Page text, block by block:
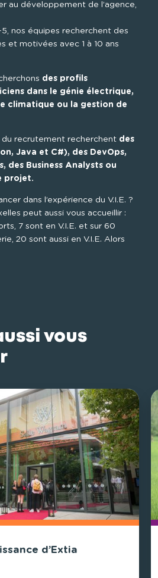
au développement de l’agence,
nos équipes recherchent des
et motivées avec 1 à 10 ans
des profils
dans le génie électrique,
climatique ou la gestion de
du recrutement recherchent des
Java et C#), des DevOps,
des Business Analysts ou
projet.
dans l’expérience du V.I.E. ?
peut aussi vous accueillir :
7 sont en V.I.E. et sur 60
20 sont aussi en V.I.E. Alors
vous
d’Extia